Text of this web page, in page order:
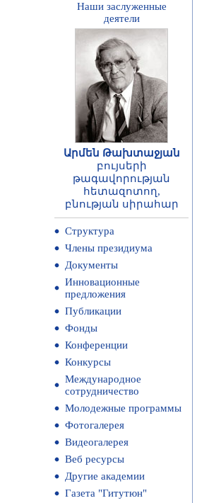
Наши заслуженные
деятели
Արմեն Թախտաջյան
բույսերի
թագավորության
հետազոտող,
բնության սիրահար
Структура
Члены президиума
Документы
Инновационные
предложения
Публикации
Фонды
Конференции
Конкурсы
Международное
сотрудничество
Молодежные программы
Фотогалерея
Видеогалерея
Веб ресурсы
Другие академии
Газета "Гитутюн"